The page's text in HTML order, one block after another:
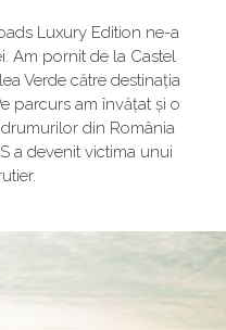
Luxury Edition ne-a
Am pornit de la Castel
Verde către destinația
parcurs am învățat și o
din România
a devenit victima unui